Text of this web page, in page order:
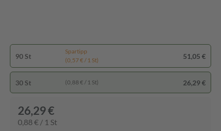
90 St
Spartipp
(0,57 € / 1 St)
51,05 €
30 St (0,88 € / 1 St) 26,29 €
26,29 €
0,88 € / 1 St